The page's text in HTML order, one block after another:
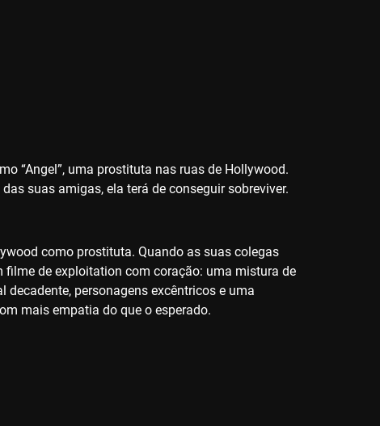
“Angel”, uma prostituta nas ruas de Hollywood.
suas amigas, ela terá de conseguir sobreviver.
como prostituta. Quando as suas colegas
filme de exploitation com coração: uma mistura de
personagens excêntricos e uma
mais empatia do que o esperado.